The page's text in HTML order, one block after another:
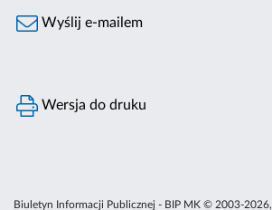
Wyślij e-mailem
Wersja do druku
Biuletyn Informacji Publicznej - BIP MK © 2003-2026,